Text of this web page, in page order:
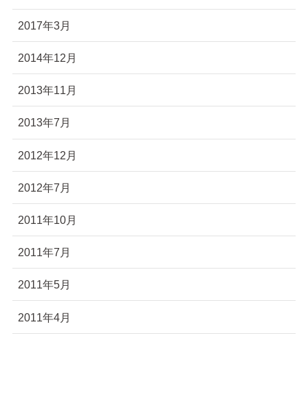
2017年3月
2014年12月
2013年11月
2013年7月
2012年12月
2012年7月
2011年10月
2011年7月
2011年5月
2011年4月